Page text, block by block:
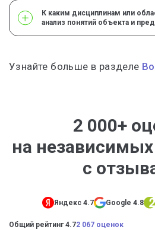
К каким дисциплинам или
анализ понятий объекта и
Узнайте больше в разделе
2 000+
на
с
Яндекс 4.7 Google 4.8
Общий рейтинг 4.72 067 оценок